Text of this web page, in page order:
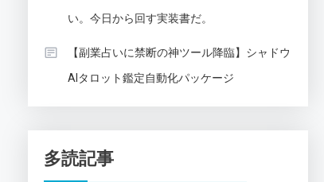
い。今日から回す実装書だ。
【副業占いに禁断の神ツール降臨】シャドウ
AIタロット鑑定自動化パッケージ
多読記事